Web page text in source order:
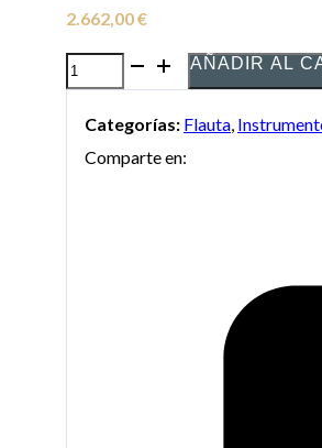
2.662,00€
Flauta
Yamaha
YFL-
AÑADIR AL
Categorías: Flauta
Comparte en: